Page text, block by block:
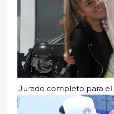
¡Jurado completo para